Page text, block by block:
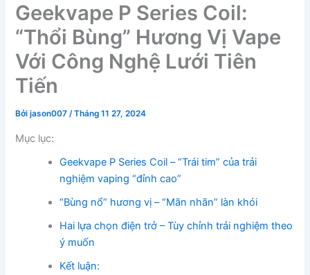
Geekvape P Series Coil:
“Thổi Bùng” Hương Vị Vape
Với Công Nghệ Lưới Tiên
Tiến
Bởijason007/Tháng 11 27, 2024
Mục lục:
Geekvape P Series Coil – “Trái tim” của trải
nghiệm vaping “đỉnh cao”
“Bùng nổ” hương vị – “Mãn nhãn” làn khói
Hai lựa chọn điện trở – Tùy chỉnh trải nghiệm theo
ý muốn
Kết luận: